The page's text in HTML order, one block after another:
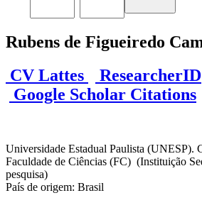
Rubens de Figueiredo
CV Lattes
ResearcherID
Google Scholar Citations
Universidade Estadual Paulista (UNESP).
Faculdade de Ciências (FC) (Instituição
pesquisa)
País de origem: Brasil